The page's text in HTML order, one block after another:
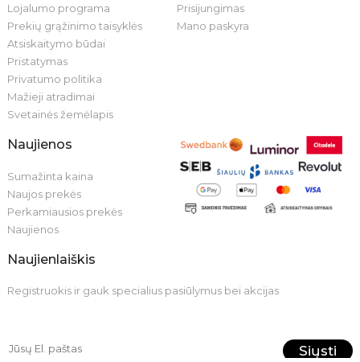
Lojalumo programa
Prekių grąžinimo taisyklės
Atsiskaitymo būdai
Pristatymas
Privatumo politika
Mažieji atradimai
Svetainės žemėlapis
Prisijungimas
Mano paskyra
Naujienos
Sumažinta kaina
Naujos prekės
Perkamiausios prekės
Naujienos
Naujienlaiškis
Registruokis ir gauk specialius pasiūlymus bei akcijas
Siųsti